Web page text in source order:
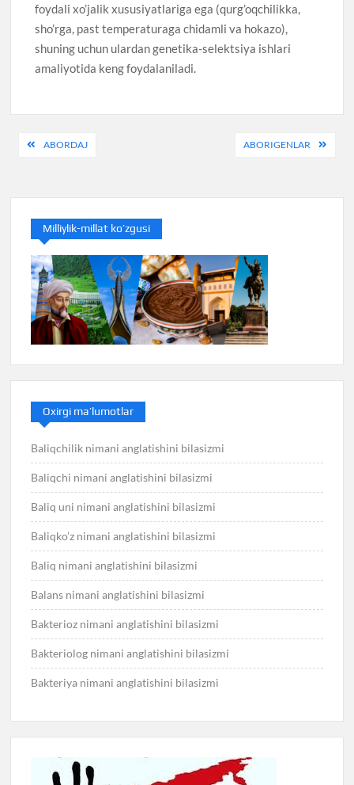
foydali xo’jalik xususiyatlariga ega (qurg’oqchilikka,
sho’rga, past temperaturaga chidamli va hokazo),
shuning uchun ulardan genetika-selektsiya ishlari
amaliyotida keng foydalaniladi.
PostABORDAJ ABORIGENLAR
Milliylik-millat ko’zgusi
Oxirgi ma’lumotlar
Baliqchilik nimani anglatishini bilasizmi
Baliqchi nimani anglatishini bilasizmi
Baliq uni nimani anglatishini bilasizmi
Baliqko’z nimani anglatishini bilasizmi
Baliq nimani anglatishini bilasizmi
Balans nimani anglatishini bilasizmi
Bakterioz nimani anglatishini bilasizmi
Bakteriolog nimani anglatishini bilasizmi
Bakteriya nimani anglatishini bilasizmi